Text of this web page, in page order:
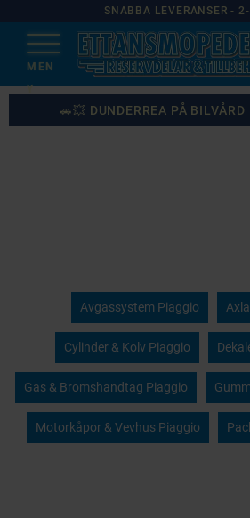
SNABBA LEVERANSER -
🚗💥 DUNDERREA PÅ
Avgassystem Piaggio
Cylinder & Kolv Piaggio
Gas & Bromshandtag Piaggio
Motorkåpor & Vevhus Piaggio